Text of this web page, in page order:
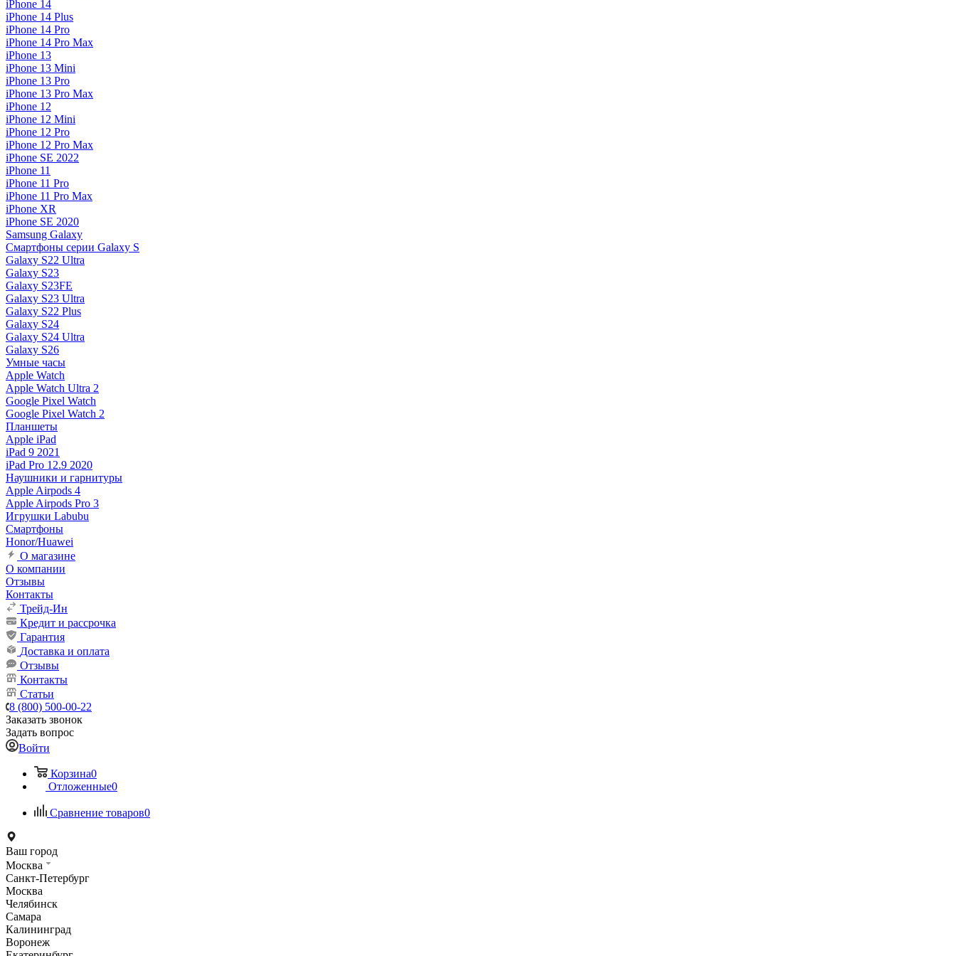
iPhone 14
iPhone 14 Plus
iPhone 14 Pro
iPhone 14 Pro Max
iPhone 13
iPhone 13 Mini
iPhone 13 Pro
iPhone 13 Pro Max
iPhone 12
iPhone 12 Mini
iPhone 12 Pro
iPhone 12 Pro Max
iPhone SE 2022
iPhone 11
iPhone 11 Pro
iPhone 11 Pro Max
iPhone XR
iPhone SE 2020
Samsung Galaxy
Смартфоны серии Galaxy S
Galaxy S22 Ultra
Galaxy S23
Galaxy S23FE
Galaxy S23 Ultra
Galaxy S22 Plus
Galaxy S24
Galaxy S24 Ultra
Galaxy S26
Умные часы
Apple Watch
Apple Watch Ultra 2
Google Pixel Watch
Google Pixel Watch 2
Планшеты
Apple iPad
iPad 9 2021
iPad Pro 12.9 2020
Наушники и гарнитуры
Apple Airpods 4
Apple Airpods Pro 3
Игрушки Labubu
Смартфоны
Honor/Huawei
О магазине
О компании
Отзывы
Контакты
Трейд-Ин
Кредит и рассрочка
Гарантия
Доставка и оплата
Отзывы
Контакты
Статьи
8 (800) 500-00-22
Заказать звонок
Задать вопрос
Войти
Корзина0
Отложенные0
Сравнение товаров0
Ваш город
Москва
Санкт-Петербург
Москва
Челябинск
Самара
Калининград
Воронеж